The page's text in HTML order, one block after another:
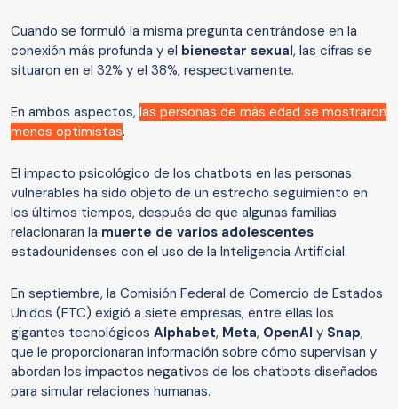
Cuando se formuló la misma pregunta centrándose en la
conexión más profunda y el bienestar sexual, las cifras se
situaron en el 32% y el 38%, respectivamente.
En ambos aspectos, las personas de más edad se mostraron
menos optimistas.
El impacto psicológico de los chatbots en las personas
vulnerables ha sido objeto de un estrecho seguimiento en
los últimos tiempos, después de que algunas familias
relacionaran la muerte de varios adolescentes
estadounidenses con el uso de la Inteligencia Artificial.
En septiembre, la Comisión Federal de Comercio de Estados
Unidos (FTC) exigió a siete empresas, entre ellas los
gigantes tecnológicos Alphabet, Meta, OpenAI y Snap,
que le proporcionaran información sobre cómo supervisan y
abordan los impactos negativos de los chatbots diseñados
para simular relaciones humanas.